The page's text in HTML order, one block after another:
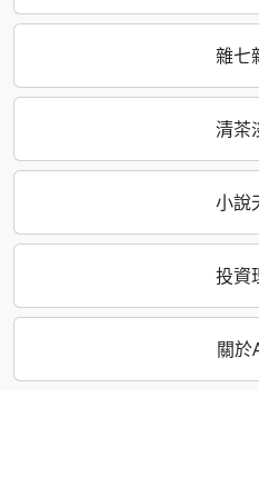
雜七
清茶
小說
投資
關於